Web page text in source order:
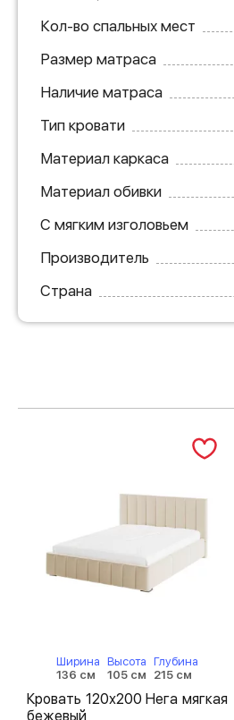
Кол-во спальных мест
Размер матраса
Наличие матраса
Тип кровати
Материал каркаса
Материал обивки
С мягким изголовьем
Производитель
Страна
Ширина
136 см
Высота
105 см
Глубина
215 см
Кровать 120х200 Нега мягкая
бежевый